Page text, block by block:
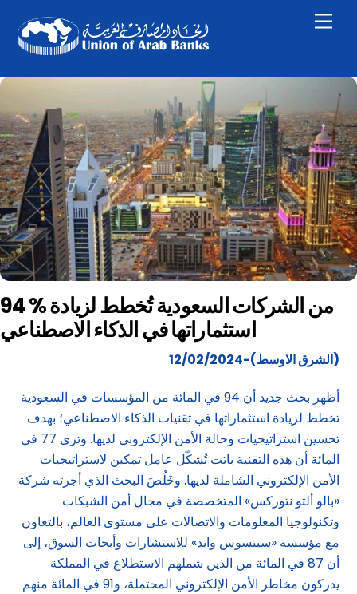
content
94 % من الشركات السعودية تُخطط لزيادة
استثماراتها في الذكاء الاصطناعي
(الشرق الاوسط)-12/02/2024
أظهر بحث جديد أن 94 في المائة من المؤسسات في السعودية
تخطط لزيادة استثماراتها في تقنيات الذكاء الاصطناعي؛ بهدف
تحسين استراتيجيات وحالة الأمن الإلكتروني لديها. وترى 77 في
المائة أن هذه التقنية باتت تُشكّل عامل تمكين لاستراتيجيات
الأمن الإلكتروني الشاملة لديها. وخَلُصَ البحث الذي أجرته شركة
«بالو ألتو نتوركس» المتخصصة في مجال أمن الشبكات
وتكنولوجيا المعلومات والاتصالات على مستوى العالم، بالتعاون
مع مؤسسة «سينسوس وايد» للاستشارات وأبحاث السوق، إلى
أن 87 في المائة من الذين شملهم الاستطلاع في المملكة
يدركون مخاطر الأمن الإلكتروني المحتملة، و91 في المائة منهم